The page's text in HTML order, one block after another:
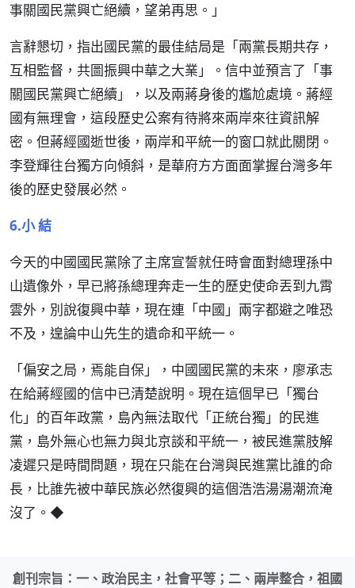
事關國民黨興亡絕續，望弟再思。」
言辭懇切，指出國民黨的最佳結局是「兩黨長期共存，
互相監督，共圖振興中華之大業」。信中並預言了「事
關國民黨興亡絕續」，以及兩蔣身後的尷尬處境。蔣經
國有無理會，這段歷史公案有待將來兩岸來往資訊解
密。但蔣經國逝世後，兩岸和平統一的窗口就此關閉。
李登輝往台獨方向傾斜，是華府方方面面掌握台灣多年
後的歷史發展必然。
6.小 結
今天的中國國民黨除了主席宣誓就任時會面對總理孫中
山遺像外，早已將孫總理奔走一生的歷史使命丟到九霄
雲外，別說復興中華，現在連「中國」兩字都避之唯恐
不及，遑論中山先生的遺命和平統一。
「偏安之局，焉能自保」，中國國民黨的未來，廖承志
在給蔣經國的信中已清楚說明。現在這個早已「獨台
化」的百年政黨，島內無法取代「正統台獨」的民進
黨，島外無心也無力與北京談和平統一，被民進黨肢解
凌遲只是時間問題，現在只能在台灣與民進黨比誰的命
長，比誰先被中華民族必然復興的這個浩浩湯湯潮流淹
沒了。◆
創刊宗旨：一、政治民主，社會平等；二、兩岸整合，祖國